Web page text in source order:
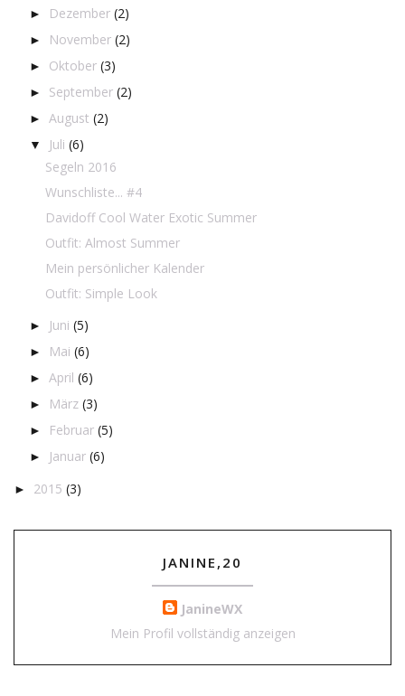
► Dezember (2)
► November (2)
► Oktober (3)
► September (2)
► August (2)
▼ Juli (6)
Segeln 2016
Wunschliste... #4
Davidoff Cool Water Exotic Summer
Outfit: Almost Summer
Mein persönlicher Kalender
Outfit: Simple Look
► Juni (5)
► Mai (6)
► April (6)
► März (3)
► Februar (5)
► Januar (6)
► 2015 (3)
JANINE,20
JanineWX
Mein Profil vollständig anzeigen